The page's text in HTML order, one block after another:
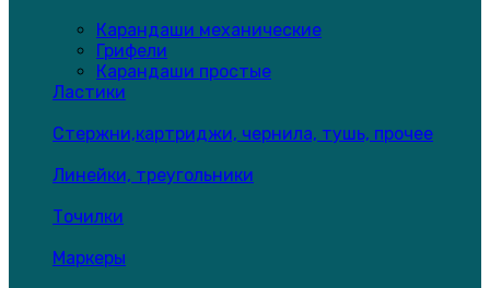
Карандаши механические
Грифели
Карандаши простые
Ластики
Стержни,картриджи, чернила, тушь, прочее
Линейки, треугольники
Точилки
Маркеры